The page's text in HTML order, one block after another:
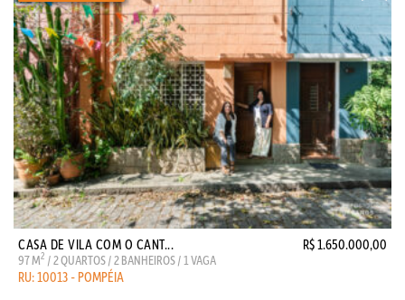
CASA DE VILA COM O CANT... R$ 1.650.000,00
97 M2 / 2 QUARTOS / 2 BANHEIROS / 1 VAGA
RU: 10013 - POMPÉIA